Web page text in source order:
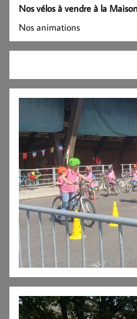
Nos vélos à vendre à la
Nos animations